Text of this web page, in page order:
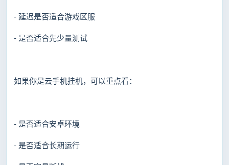
- 延迟是否适合游戏区服
- 是否适合先少量测试
如果你是云手机挂机，可以重点看：
- 是否适合安卓环境
- 是否适合长期运行